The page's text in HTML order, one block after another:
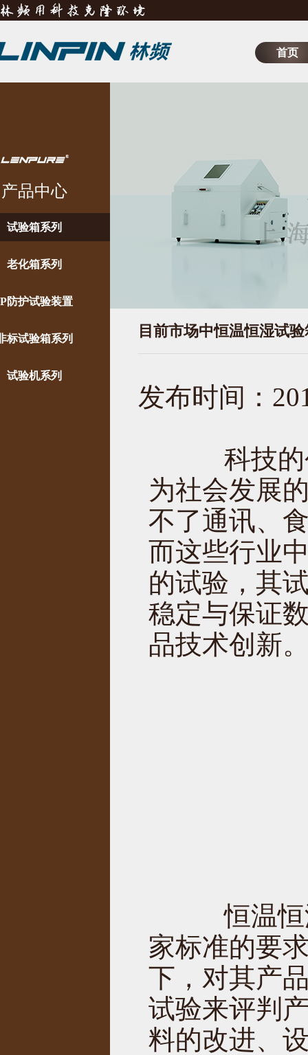
首页
产品中心
试验箱系列
老化箱系列
防护试验装置
标试验箱系列
试验机系列
目前市场中恒温恒湿试
发布时间：
科技的创
为社会发展
不了通讯、
而这些行业
的试验，其
稳定与保证
品技术创新
恒温恒湿
家标准的要
下，对其产
试验来评判
料的改进、